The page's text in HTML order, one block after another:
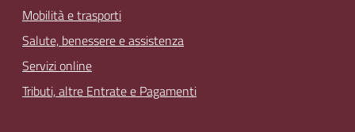
Mobilità e trasporti
Salute, benessere e assistenza
Servizi online
Tributi, altre Entrate e Pagamenti